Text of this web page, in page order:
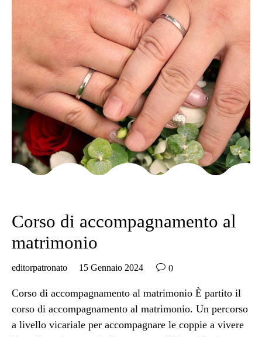
Corso di accompagnamento al
matrimonio
editorpatronato 15 Gennaio 2024  0
Corso di accompagnamento al matrimonio È partito il
corso di accompagnamento al matrimonio. Un percorso
a livello vicariale per accompagnare le coppie a vivere